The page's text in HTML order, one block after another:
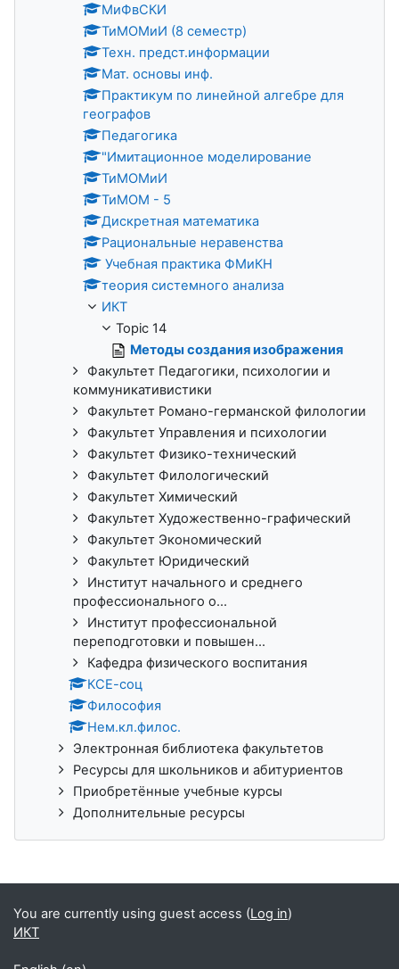
МиФвСКИ
ТиМОМиИ (8 семестр)
Техн. предст.информации
Мат. основы инф.
Практикум по линейной алгебре для
географов
Педагогика
"Имитационное моделирование
ТиМОМиИ
ТиМОМ - 5
Дискретная математика
Рациональные неравенства
Учебная практика ФМиКН
теория системного анализа
ИКТ
Topic 14
Методы создания изображения
Факультет Педагогики, психологии и
коммуникативистики
Факультет Романо-германской филологии
Факультет Управления и психологии
Факультет Физико-технический
Факультет Филологический
Факультет Химический
Факультет Художественно-графический
Факультет Экономический
Факультет Юридический
Институт начального и среднего
профессионального о...
Институт профессиональной
переподготовки и повышен...
Кафедра физического воспитания
КСЕ-соц
Философия
Нем.кл.филос.
Электронная библиотека факультетов
Ресурсы для школьников и абитуриентов
Приобретённые учебные курсы
Дополнительные ресурсы
You are currently using guest access (Log in)
ИКТ